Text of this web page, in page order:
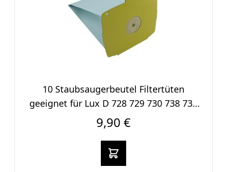
10 Staubsaugerbeutel Filtertüten
geeignet für Lux D 728 729 730 738 739
740
9,90 €
In den warenkorb